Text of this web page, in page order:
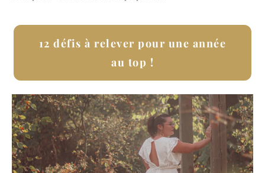
12 défis à relever pour une année
au top !